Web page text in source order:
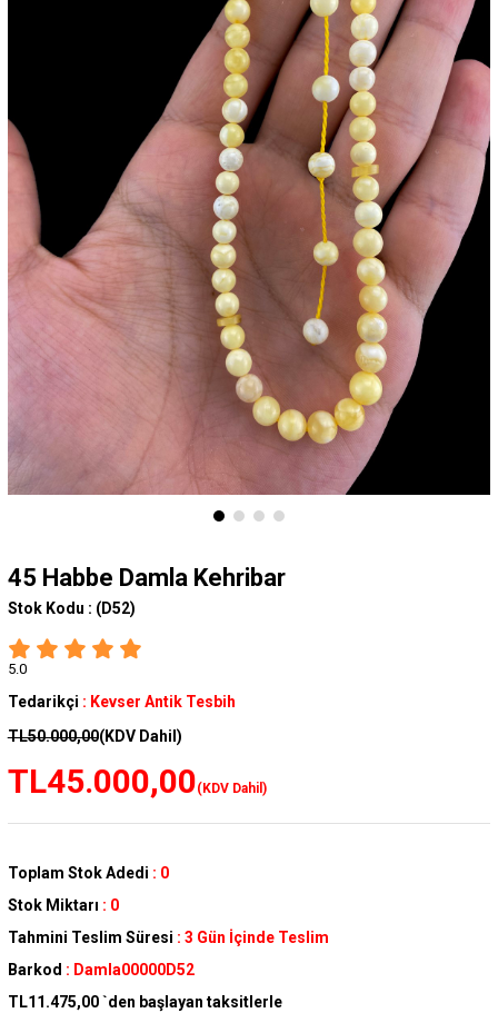
45 Habbe Damla Kehribar
Stok Kodu : (D52)
5.0
Tedarikçi : Kevser Antik Tesbih
TL50.000,00(KDV Dahil)
TL45.000,00(KDV Dahil)
Toplam Stok Adedi : 0
Stok Miktarı : 0
Tahmini Teslim Süresi : 3 Gün İçinde Teslim
Barkod : Damla00000D52
TL11.475,00 `den başlayan taksitlerle